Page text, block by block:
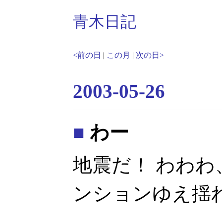
青木日記
<前の日 | この月 | 次の日>
2003-05-26
■ わー
地震だ！ わわ
ンションゆえ揺